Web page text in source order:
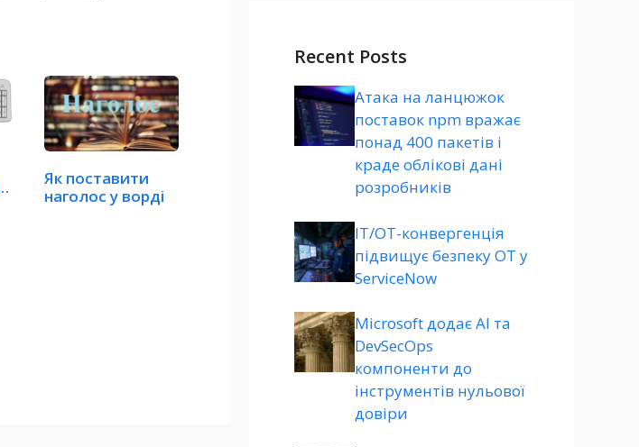
Як поставити
наголос у ворді
Recent Posts
Атака на ланцюжок
поставок npm вражає
понад 400 пакетів і
краде облікові дані
розробників
ІТ/ОТ-конвергенція
підвищує безпеку ОТ у
ServiceNow
Microsoft додає AI та
DevSecOps
компоненти до
інструментів нульової
довіри